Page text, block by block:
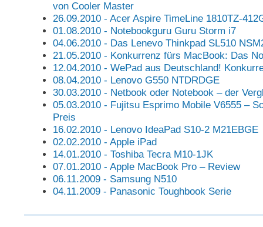
von Cooler Master
26.09.2010 - Acer Aspire TimeLine 1810TZ-
01.08.2010 - Notebookguru Guru Storm i7
04.06.2010 - Das Lenevo Thinkpad SL510
21.05.2010 - Konkurrenz fürs MacBook: Das
12.04.2010 - WePad aus Deutschland!
08.04.2010 - Lenovo G550 NTDRDGE
30.03.2010 - Netbook oder Notebook – der
05.03.2010 - Fujitsu Esprimo Mobile V6555 –
Preis
16.02.2010 - Lenovo IdeaPad S10-2 M21EBGE
02.02.2010 - Apple iPad
14.01.2010 - Toshiba Tecra M10-1JK
07.01.2010 - Apple MacBook Pro – Review
06.11.2009 - Samsung N510
04.11.2009 - Panasonic Toughbook Serie